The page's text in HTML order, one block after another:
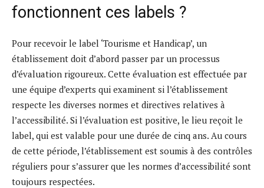
fonctionnent ces labels ?
Pour recevoir le label ‘Tourisme et Handicap’, un
établissement doit d’abord passer par un processus
d’évaluation rigoureux. Cette évaluation est effectuée par
une équipe d’experts qui examinent si l’établissement
respecte les diverses normes et directives relatives à
l’accessibilité. Si l’évaluation est positive, le lieu reçoit le
label, qui est valable pour une durée de cinq ans. Au cours
de cette période, l’établissement est soumis à des contrôles
réguliers pour s’assurer que les normes d’accessibilité sont
toujours respectées.